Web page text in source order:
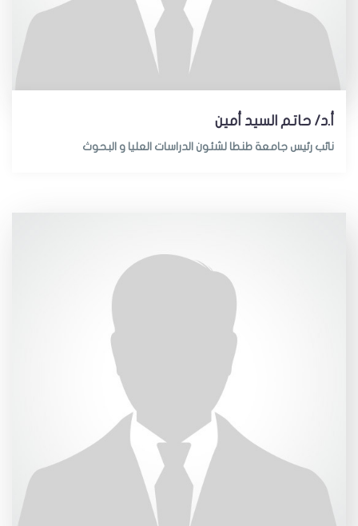
أ.د/ حاتم السيد أمين
نائب رئيس جامعة طنطا لشئون الدراسات العليا و البحوث